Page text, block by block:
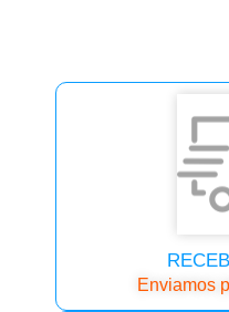
Enviamos